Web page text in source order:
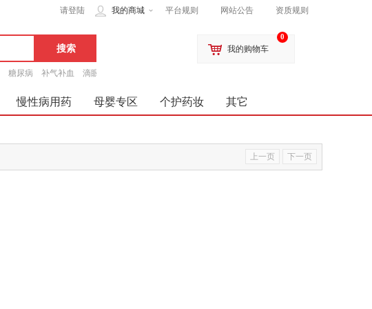
资质规则
网站公告
平台规则
我的商城
请登陆
糖尿病 补气补血 滴眼液
0
我的购物车
慢性病用药 母婴专区 个护药妆 其它
上一页 下一页